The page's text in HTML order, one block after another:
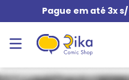
Pague em até 3x